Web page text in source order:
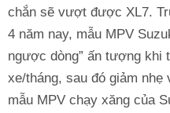
chắn sẽ vượt được XL7.
4 năm nay, mẫu MPV
ngược dòng” ấn tượng khi
xe/tháng, sau đó giảm nhẹ
mẫu MPV chạy xăng của